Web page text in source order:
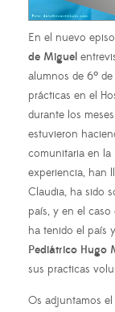
En el nuevo
de Miguel
alumnos de 6º
prácticas en el
durante los
estuvieron
comunitaria en la
experiencia, han
Claudia, ha sido
país, y en el caso
ha tenido el país
Pediátrico Hugo
sus practicas
Os adjuntamos el